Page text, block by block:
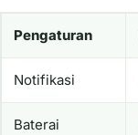
Pengaturan
Notifikasi
Baterai